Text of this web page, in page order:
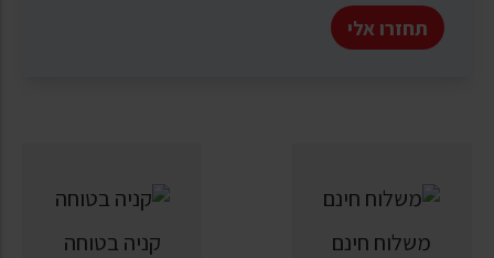
תחזרו אלי
משלוח חינם קניה בטוחה